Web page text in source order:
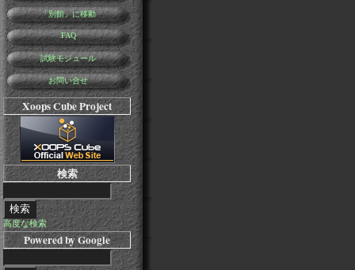
「別館」に移動
FAQ
試験モジュール
お問い合せ
Xoops Cube Project
検索
高度な検索
Powered by Google